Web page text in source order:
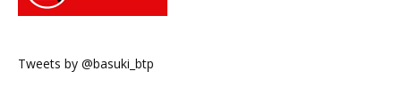
Tweets by @basuki_btp